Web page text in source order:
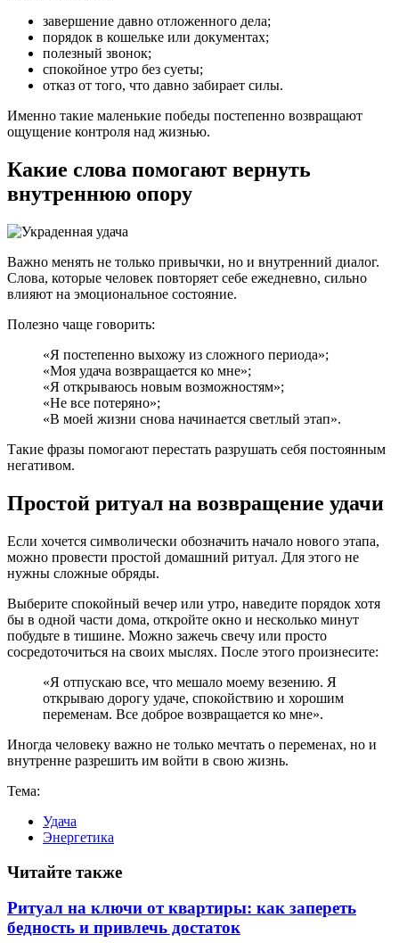
завершение давно отложенного дела;
порядок в кошельке или документах;
полезный звонок;
спокойное утро без суеты;
отказ от того, что давно забирает силы.
Именно такие маленькие победы постепенно возвращают
ощущение контроля над жизнью.
Какие слова помогают вернуть
внутреннюю опору
Важно менять не только привычки, но и внутренний диалог.
Слова, которые человек повторяет себе ежедневно, сильно
влияют на эмоциональное состояние.
Полезно чаще говорить:
«Я постепенно выхожу из сложного периода»;
«Моя удача возвращается ко мне»;
«Я открываюсь новым возможностям»;
«Не все потеряно»;
«В моей жизни снова начинается светлый этап».
Такие фразы помогают перестать разрушать себя постоянным
негативом.
Простой ритуал на возвращение удачи
Если хочется символически обозначить начало нового этапа,
можно провести простой домашний ритуал. Для этого не
нужны сложные обряды.
Выберите спокойный вечер или утро, наведите порядок хотя
бы в одной части дома, откройте окно и несколько минут
побудьте в тишине. Можно зажечь свечу или просто
сосредоточиться на своих мыслях. После этого произнесите:
«Я отпускаю все, что мешало моему везению. Я
открываю дорогу удаче, спокойствию и хорошим
переменам. Все доброе возвращается ко мне».
Иногда человеку важно не только мечтать о переменах, но и
внутренне разрешить им войти в свою жизнь.
Тема:
Удача
Энергетика
Читайте также
Ритуал на ключи от квартиры: как запереть
бедность и привлечь достаток